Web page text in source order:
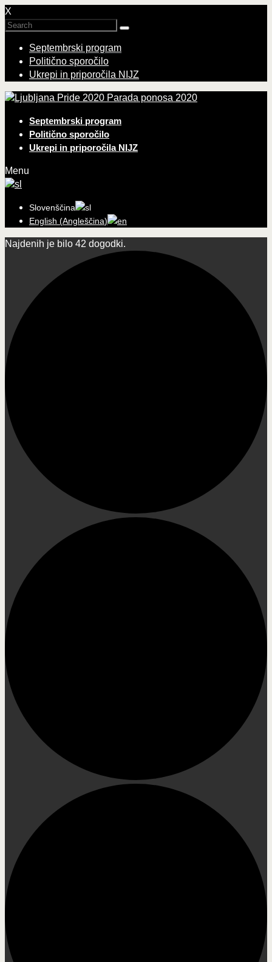
X
Septembrski program
Politično sporočilo
Ukrepi in priporočila NIJZ
Parada ponosa 2020
Septembrski program
Politično sporočilo
Ukrepi in priporočila NIJZ
Menu
Slovenščina
English (Angleščina)
Najdenih je bilo 42 dogodki.